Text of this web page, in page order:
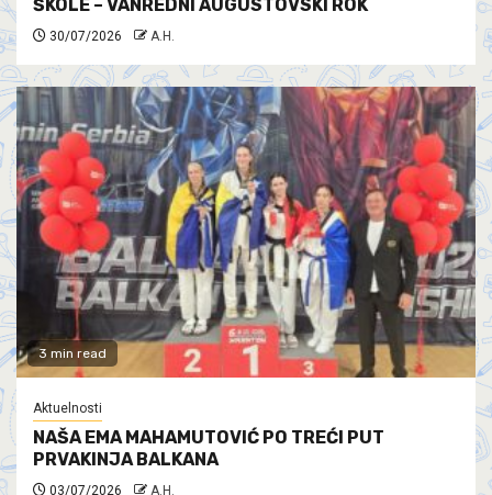
ŠKOLE – VANREDNI AUGUSTOVSKI ROK
30/07/2026 A.H.
3 min read
Aktuelnosti
NAŠA EMA MAHAMUTOVIĆ PO TREĆI PUT
PRVAKINJA BALKANA
03/07/2026 A.H.